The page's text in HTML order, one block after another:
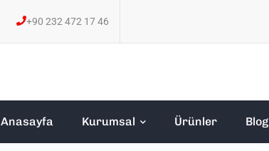
+90 232 472 17 46
Anasayfa Kurumsal Ürünler Blog